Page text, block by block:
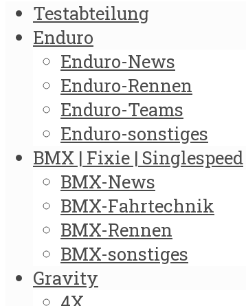
Testabteilung
Enduro
Enduro-News
Enduro-Rennen
Enduro-Teams
Enduro-sonstiges
BMX | Fixie | Singlespeed
BMX-News
BMX-Fahrtechnik
BMX-Rennen
BMX-sonstiges
Gravity